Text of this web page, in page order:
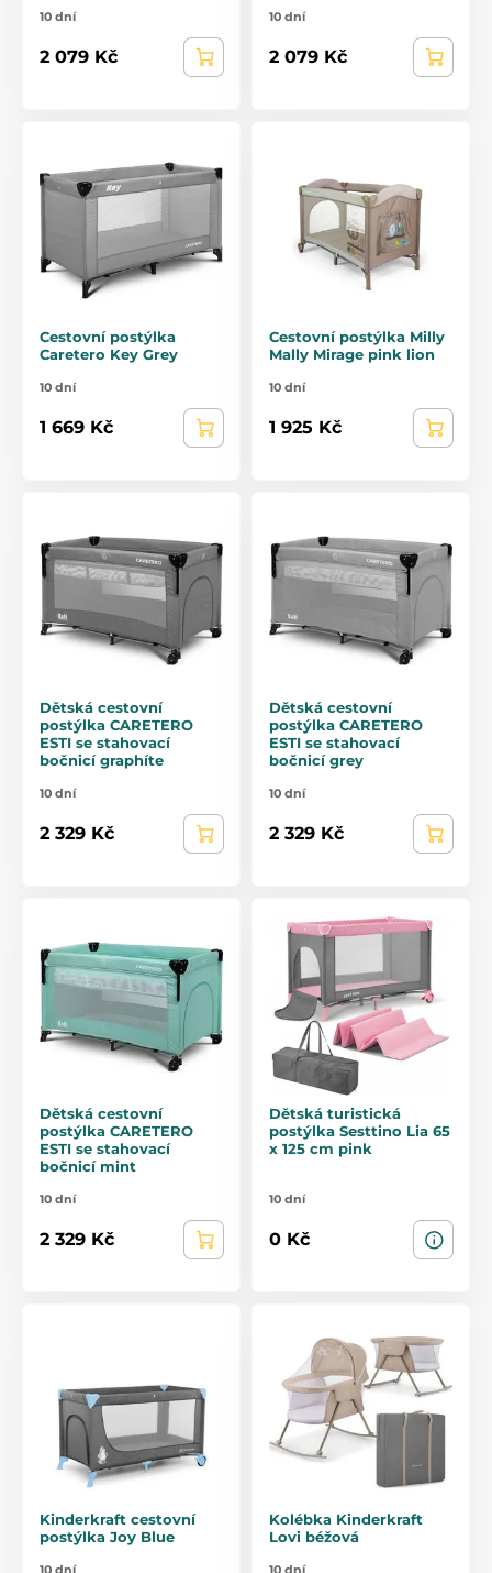
10 dní
2 079 Kč
10 dní
2 079 Kč
Cestovní postýlka
Caretero Key Grey
10 dní
1 669 Kč
Cestovní postýlka Milly
Mally Mirage pink lion
10 dní
1 925 Kč
Dětská cestovní
postýlka CARETERO
ESTI se stahovací
bočnicí graphíte
10 dní
2 329 Kč
Dětská cestovní
postýlka CARETERO
ESTI se stahovací
bočnicí grey
10 dní
2 329 Kč
Dětská cestovní
postýlka CARETERO
ESTI se stahovací
bočnicí mint
10 dní
2 329 Kč
Dětská turistická
postýlka Sesttino Lia 65
x 125 cm pink
10 dní
0 Kč
Kinderkraft cestovní
postýlka Joy Blue
10 dní
Kolébka Kinderkraft
Lovi béžová
10 dní